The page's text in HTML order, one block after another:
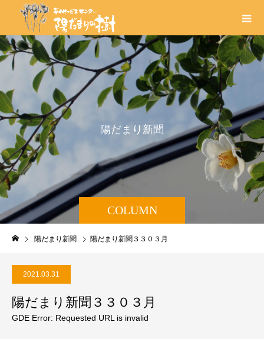
COLUMN
陽だ ま り 新聞
陽だまり新聞 陽だまり新聞３３０３月
2021.03.31
陽だまり新聞３３０３月
GDE Error: Requested URL is invalid